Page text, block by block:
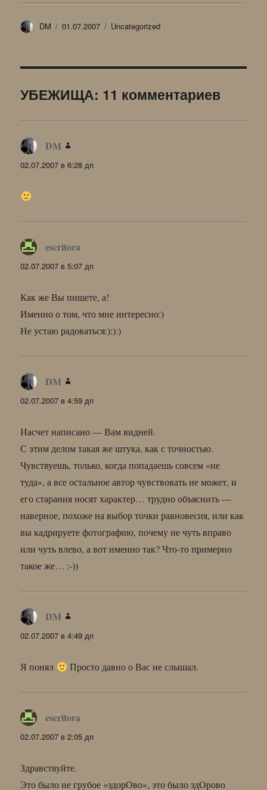
Автор
DM Опубликовано
01.07.2007 Рубрики
Uncategorized
УБЕЖИЩА: 11 комментариев
DM
02.07.2007 в 6:28 дп
escritora
02.07.2007 в 5:07 дп
Как же Вы пишете, а!
Именно о том, что мне интересно:)
Не устаю радоваться:):):)
DM
02.07.2007 в 4:59 дп
Насчет написано — Вам видней.
С этим делом такая же штука, как с точностью.
Чувствуешь, только, когда попадаешь совсем «не
туда», а все остальное автор чувствовать не может, и
его старания носят характер… трудно объяснить —
наверное, похоже на выбор точки равновесия, или как
вы кадрируете фотографию, почему не чуть вправо
или чуть влево, а вот именно так? Что-то примерно
такое же… :-))
DM
02.07.2007 в 4:49 дп
Я понял Просто давно о Вас не слышал.
escritora
02.07.2007 в 2:05 дп
Здравствуйте.
Это было не грубое «здорОво», это было здОрово